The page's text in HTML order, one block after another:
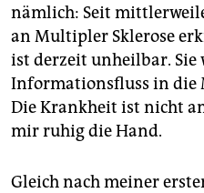
nämlich: Seit
an Multipler Sklerose
ist derzeit unheilbar.
Informationsfluss in die
Die Krankheit ist nicht
mir ruhig die Hand.
Gleich nach meiner